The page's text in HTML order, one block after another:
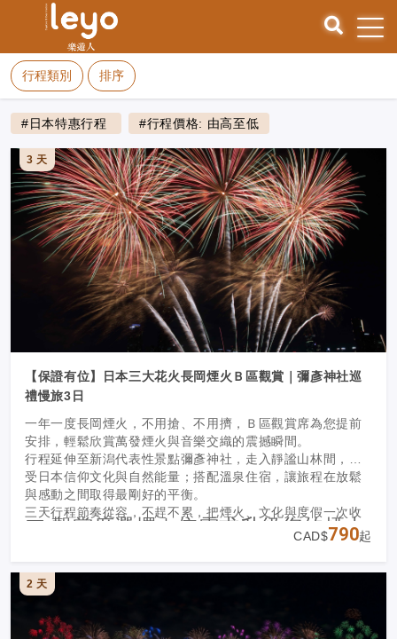
行程類別 排序
#日本特惠行程 #行程價格: 由高至低
3 天
【保證有位】日本三大花火長岡煙火Ｂ區觀賞｜彌彥神社巡
禮慢旅3日
一年一度長岡煙火，不用搶、不用擠，Ｂ區觀賞席為您提前
安排，輕鬆欣賞萬發煙火與音樂交織的震撼瞬間。
行程延伸至新潟代表性景點彌彥神社，走入靜謐山林間，感
受日本信仰文化與自然能量；搭配溫泉住宿，讓旅程在放鬆
與感動之間取得最剛好的平衡。
三天行程節奏從容，不趕不累，把煙火、文化與度假一次收
🎟 觀賞席選擇｜依需求升級您的煙火
本行程提供兩種觀賞席方案，可依喜好選擇最適合的觀賞方
式：
・Ｂ區團體觀賞席（標準）
CAD$790起
2 天